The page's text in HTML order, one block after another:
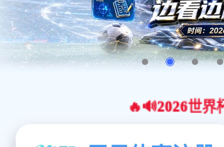
🔥🔊2026世界杯官网